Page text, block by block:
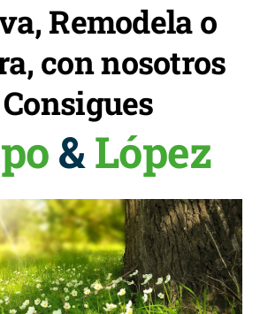
Remodela o
con nosotros
&López